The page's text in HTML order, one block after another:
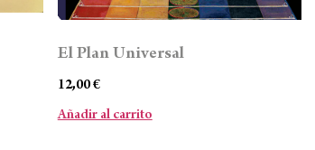
El Plan Universal
12,00€
Añadir al carrito